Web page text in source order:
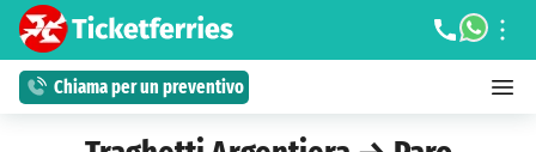
Chiama per un preventivo